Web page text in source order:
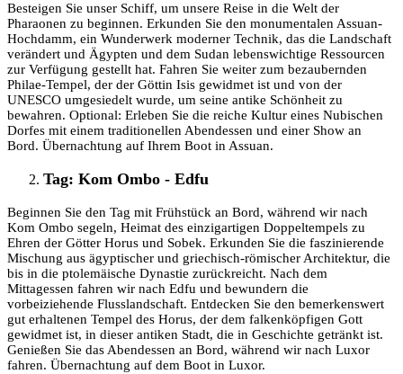
Besteigen Sie unser Schiff, um unsere Reise in die Welt der
Pharaonen zu beginnen. Erkunden Sie den monumentalen Assuan-
Hochdamm, ein Wunderwerk moderner Technik, das die Landschaft
verändert und Ägypten und dem Sudan lebenswichtige Ressourcen
zur Verfügung gestellt hat. Fahren Sie weiter zum bezaubernden
Philae-Tempel, der der Göttin Isis gewidmet ist und von der
UNESCO umgesiedelt wurde, um seine antike Schönheit zu
bewahren. Optional: Erleben Sie die reiche Kultur eines Nubischen
Dorfes mit einem traditionellen Abendessen und einer Show an
Bord. Übernachtung auf Ihrem Boot in Assuan.
Tag: Kom Ombo - Edfu
Beginnen Sie den Tag mit Frühstück an Bord, während wir nach
Kom Ombo segeln, Heimat des einzigartigen Doppeltempels zu
Ehren der Götter Horus und Sobek. Erkunden Sie die faszinierende
Mischung aus ägyptischer und griechisch-römischer Architektur, die
bis in die ptolemäische Dynastie zurückreicht. Nach dem
Mittagessen fahren wir nach Edfu und bewundern die
vorbeiziehende Flusslandschaft. Entdecken Sie den bemerkenswert
gut erhaltenen Tempel des Horus, der dem falkenköpfigen Gott
gewidmet ist, in dieser antiken Stadt, die in Geschichte getränkt ist.
Genießen Sie das Abendessen an Bord, während wir nach Luxor
fahren. Übernachtung auf dem Boot in Luxor.